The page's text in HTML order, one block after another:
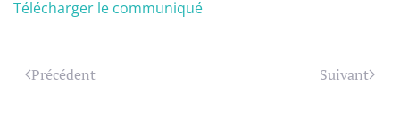
Télécharger le communiqué
Précédent Suivant